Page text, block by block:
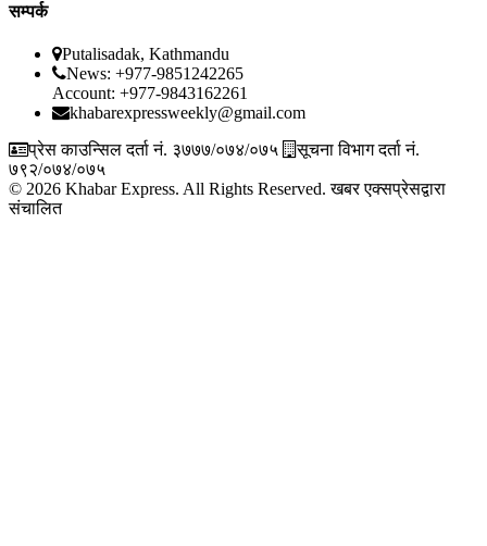
सम्पर्क
Putalisadak, Kathmandu
News: +977-9851242265
Account: +977-9843162261
khabarexpressweekly@gmail.com
प्रेस काउन्सिल दर्ता नं. ३७७७/०७४/०७५
सूचना विभाग दर्ता नं.
७९२/०७४/०७५
© 2026 Khabar Express. All Rights Reserved. खबर एक्सप्रेसद्वारा
संचालित